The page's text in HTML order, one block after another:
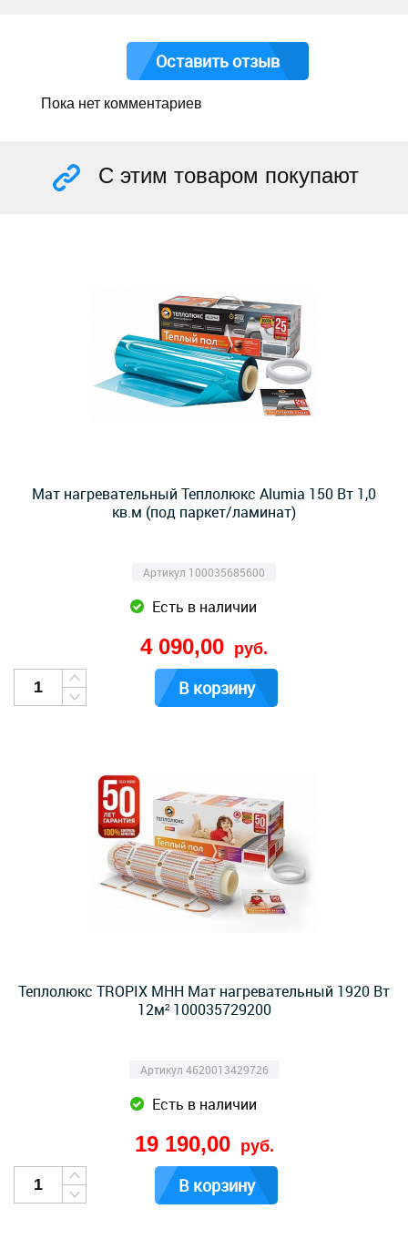
Оставить отзыв
Пока нет комментариев
С этим товаром покупают
Мат нагревательный Теплолюкс Alumia 150 Вт 1,0
кв.м (под паркет/ламинат)
Артикул 100035685600
Есть в наличии
4 090,00 руб.
В корзину
Теплолюкс TROPIX МНН Мат нагревательный 1920 Вт
12м² 100035729200
Артикул 4620013429726
Есть в наличии
19 190,00 руб.
В корзину